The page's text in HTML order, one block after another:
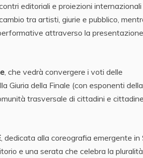
editoriali e proiezioni internazionali
tra artisti, giurie e pubblico,
attraverso la
, che vedrà convergere i voti delle
Giuria della Finale (con esponenti della
trasversale di cittadini e cittadine
, dedicata alla coreografia emergente in
e una serata che celebra la